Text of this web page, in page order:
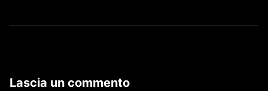
Lascia un commento